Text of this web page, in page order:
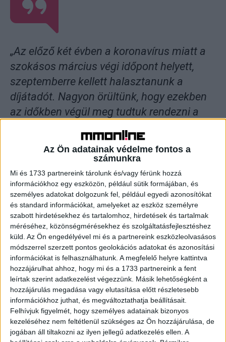
Az Ön adatainak védelme fontos a
számunkra
Mi és 1733 partnereink tárolunk és/vagy férünk hozzá
információkhoz egy eszközön, például sütik formájában, és
személyes adatokat dolgozunk fel, például egyedi azonosítókat
és standard információkat, amelyeket az eszköz személyre
szabott hirdetésekhez és tartalomhoz, hirdetések és tartalmak
méréséhez, közönségmérésekhez és szolgáltatásfejlesztéshez
küld. Az Ön engedélyével mi és a partnereink eszközleolvasásos
módszerrel szerzett pontos geolokációs adatokat és azonosítási
információkat is felhasználhatunk. A megfelelő helyre kattintva
hozzájárulhat ahhoz, hogy mi és a 1733 partnereink a fent
leírtak szerint adatkezelést végezzünk. Másik lehetőségként a
hozzájárulás megadása vagy elutasítása előtt részletesebb
információkhoz juthat, és megváltoztathatja beállításait.
Felhívjuk figyelmét, hogy személyes adatainak bizonyos
kezeléséhez nem feltétlenül szükséges az Ön hozzájárulása, de
jogában áll tiltakozni az ilyen jellegű adatkezelés ellen. A
„Az előző két évben a koronavírus miatt a
szokásos március végi időpont helyett,
szeptemberre kellett halasztanunk a
díjátadót. Nagyon örültünk, hogy ezekben
az időkben végül meg tudtuk rendezni a
gálát, de optimálisabb, ha az előző évi
díjakat a következő év első felében adjuk
át. Ezért rakjuk most vissza az eseményt, a
régi bevált időpontjába” – mondta
Kenderessy Szabolcs, a Televíziós
Újságírók Díja alapítója és a SorozatWiki
főszerkesztője.
A díjat a legfontosabb szak- és hírmédiumok vezető
újságíróinak szavazatai alapján ítélik oda. Idén a
Televíziós Újságírók Díjának grémiumát a 24.hu, a Hír7, az
Index, a Kreatív, a Marketing&Media, a Media1, a
Médiapiac, az Origo, a SorozatWiki, a Színes RTV, a
Telenovella-Epizód magazin és a TVR-hét egy-egy